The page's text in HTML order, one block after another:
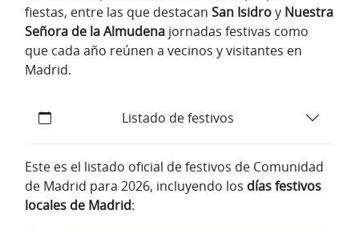
fiestas, entre las que destacan San Isidroy Nuestra
Señora de la Almudena jornadas festivas como
que cada año reúnen a vecinos y visitantes en
Madrid.
Listado de festivos
Este es el listado oficial de festivos de Comunidad
de Madrid para 2026, incluyendo los días festivos
locales de Madrid: